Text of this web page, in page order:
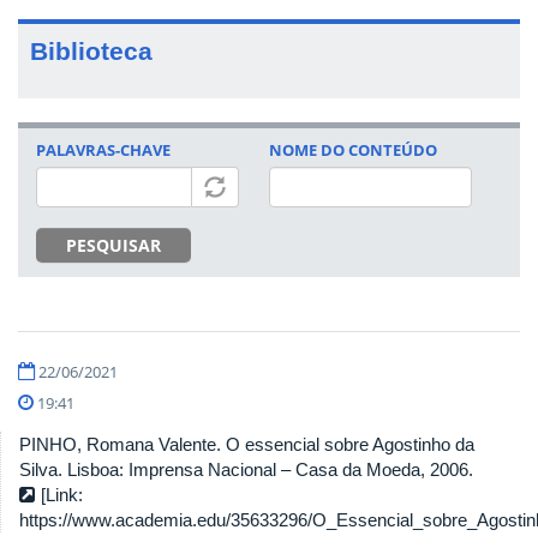
Biblioteca
PALAVRAS-CHAVE
PESQUISAR
NOME DO CONTEÚDO
22/06/2021
19:41
PINHO, Romana Valente. O essencial sobre Agostinho da
Silva. Lisboa: Imprensa Nacional – Casa da Moeda, 2006.
[Link:
https://www.academia.edu/35633296/